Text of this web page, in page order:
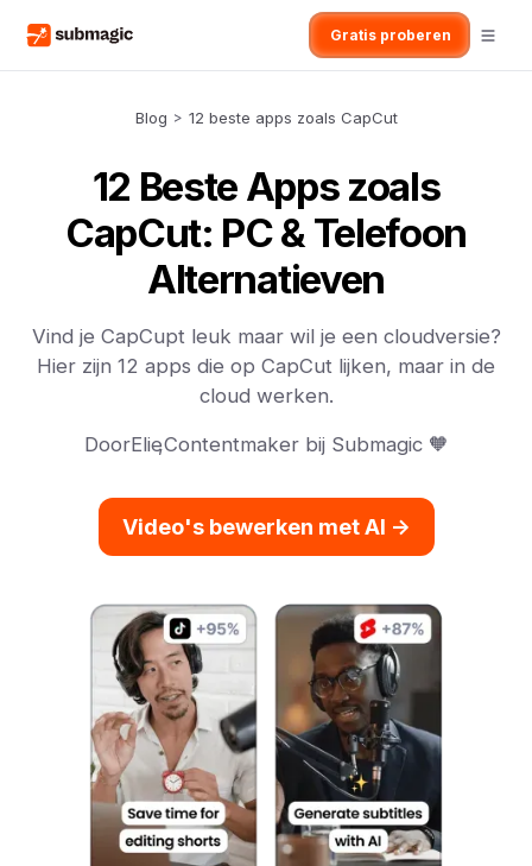
Gratis proberen
Blog > 12 beste apps zoals CapCut
12 Beste Apps zoals
CapCut: PC & Telefoon
Alternatieven
Vind je CapCupt leuk maar wil je een cloudversie?
Hier zijn 12 apps die op CapCut lijken, maar in de
cloud werken.
DoorElie,Contentmaker bij Submagic 🧡
Video's bewerken met AI ->